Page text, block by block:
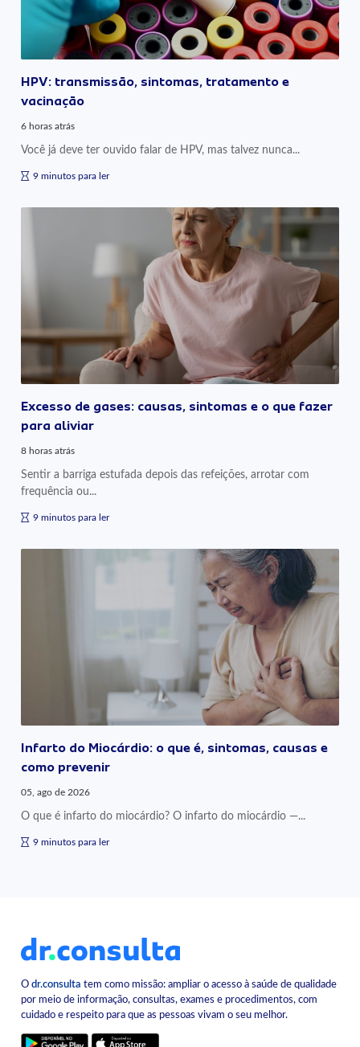
HPV: transmissão, sintomas, tratamento e
vacinação
6 horas atrás
Você já deve ter ouvido falar de HPV, mas talvez nunca...
9 minutos para ler
Excesso de gases: causas, sintomas e o que fazer
para aliviar
8 horas atrás
Sentir a barriga estufada depois das refeições, arrotar com
frequência ou...
9 minutos para ler
Infarto do Miocárdio: o que é, sintomas, causas e
como prevenir
05, ago de 2026
O que é infarto do miocárdio? O infarto do miocárdio —...
9 minutos para ler
Odr.consulta tem como missão: ampliar o acesso à saúde de qualidade
por meio de informação, consultas, exames e procedimentos, com
cuidado e respeito para que as pessoas vivam o seu melhor.